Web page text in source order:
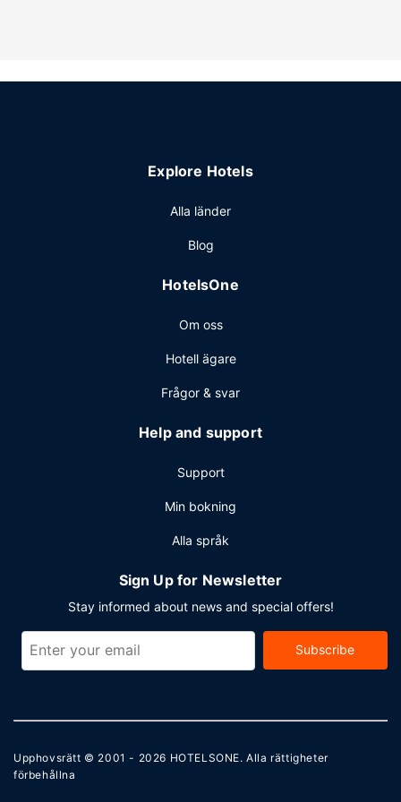
Planerar du ett event i Muncie? På detta hotell finns det
kvadratmeter, däribland konferensrum och mötesrum.
Explore Hotels
Alla länder
Blog
HotelsOne
Om oss
Hotell ägare
Frågor & svar
Help and support
Support
Min bokning
Alla språk
Sign Up for Newsletter
Stay informed about news and special offers!
Subscribe
Upphovsrätt © 2001 - 2026 HOTELSONE. Alla rättigheter
förbehållna